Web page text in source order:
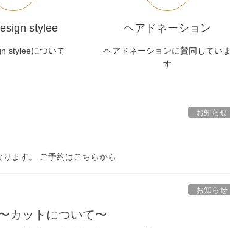
stylee
styleeについて
ヘアドネーション
ヘアドネーションに賛同していま
す
お知らせ
ます。 ご予約はこちらから
お知らせ
カットについて〜